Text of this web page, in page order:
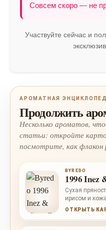
Совсем скоро — не
Участвуйте сейчас и
АРОМАТНАЯ
Продолжить
Несколько ароматов,
статьи: откройте
посмотрите, как флакон
BYREDO
1996 Inez
Сухая
ирисом и
амбра и
ОТКРЫТЬ